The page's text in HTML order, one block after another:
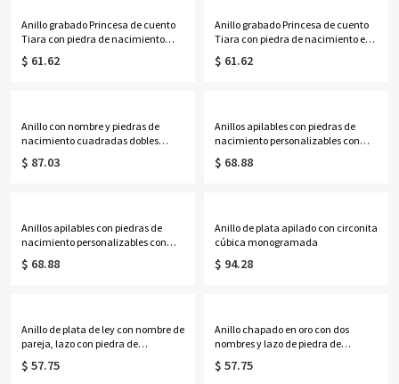
Anillo grabado Princesa de cuento
Tiara con piedra de nacimiento
bañado en oro
$ 61.62
Anillo grabado Princesa de cuento
Tiara con piedra de nacimiento en
oro rosa
$ 61.62
Anillo con nombre y piedras de
nacimiento cuadradas dobles
grabadas en oro rosa
$ 87.03
Anillos apilables con piedras de
nacimiento personalizables con
nombres para madres bañado en
oro
$ 68.88
Anillos apilables con piedras de
nacimiento personalizables con
nombres para madres en oro rosa
$ 68.88
Anillo de plata apilado con circonita
cúbica monogramada
$ 94.28
Anillo de plata de ley con nombre de
pareja, lazo con piedra de
nacimiento y corazón
personalizado
$ 57.75
Anillo chapado en oro con dos
nombres y lazo de piedra de
nacimiento en forma de corazón
$ 57.75